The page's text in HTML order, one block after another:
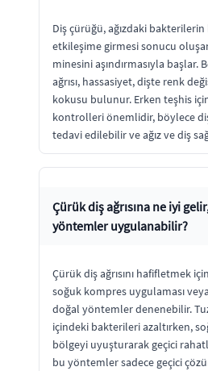
Diş çürüğü, ağızdaki bakterilerin
etkileşime girmesi sonucu
minesini aşındırmasıyla başlar.
ağrısı, hassasiyet, dişte renk
kokusu bulunur. Erken teşhis
kontrolleri önemlidir, böylece
tedavi edilebilir ve ağız ve diş
Çürük diş ağrısına ne iyi
yöntemler uygulanabilir?
Çürük diş ağrısını hafifletmek
soğuk kompres uygulaması
doğal yöntemler denenebilir.
içindeki bakterileri azaltırken,
bölgeyi uyuşturarak geçici
bu yöntemler sadece geçici